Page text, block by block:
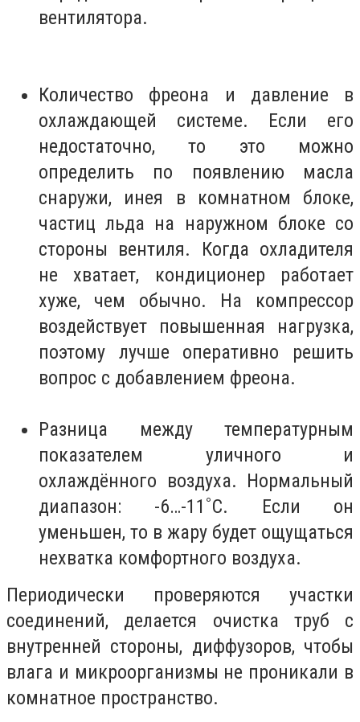
вентилятора.
Количество фреона и давление в
охлаждающей системе. Если его
недостаточно, то это можно
определить по появлению масла
снаружи, инея в комнатном блоке,
частиц льда на наружном блоке со
стороны вентиля. Когда охладителя
не хватает, кондиционер работает
хуже, чем обычно. На компрессор
воздействует повышенная нагрузка,
поэтому лучше оперативно решить
вопрос с добавлением фреона.
Разница между температурным
показателем уличного и
охлаждённого воздуха. Нормальный
диапазон: -6…-11˚С. Если он
уменьшен, то в жару будет ощущаться
нехватка комфортного воздуха.
Периодически проверяются участки
соединений, делается очистка труб с
внутренней стороны, диффузоров, чтобы
влага и микроорганизмы не проникали в
комнатное пространство.